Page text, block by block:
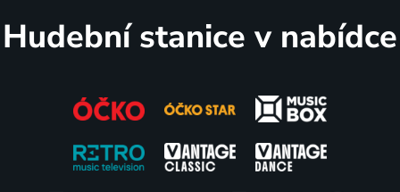
2024 | Koncert 2024 | Koncert
Hudební stanice v nabídce